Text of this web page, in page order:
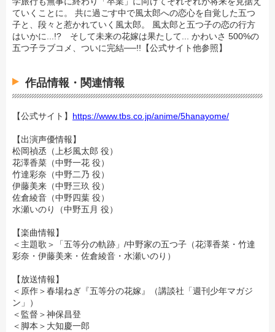
ていくことに。 共に過ごす中で風太郎への恋心を自覚した五つ
子と、段々と惹かれていく風太郎。 風太郎と五つ子の恋の行方
はいかに...!? そして未来の花嫁は果たして... かわいさ 500%の
五つ子ラブコメ、ついに完結──!!【公式サイト他参照】
作品情報・関連情報
【公式サイト】 https://www.tbs.co.jp/anime/5hanayome/
【出演声優情報】
松岡禎丞（上杉風太郎 役）
花澤香菜（中野一花 役）
竹達彩奈（中野二乃 役）
伊藤美来（中野三玖 役）
佐倉綾音（中野四葉 役）
水瀬いのり（中野五月 役）
【楽曲情報】
＜主題歌＞「五等分の軌跡」/中野家の五つ子（花澤香菜・竹達
彩奈・伊藤美来・佐倉綾音・水瀬いのり）
【放送情報】
＜原作＞春場ねぎ『五等分の花嫁』（講談社「週刊少年マガジ
ン」）
＜監督＞神保昌登
＜脚本＞大知慶一郎